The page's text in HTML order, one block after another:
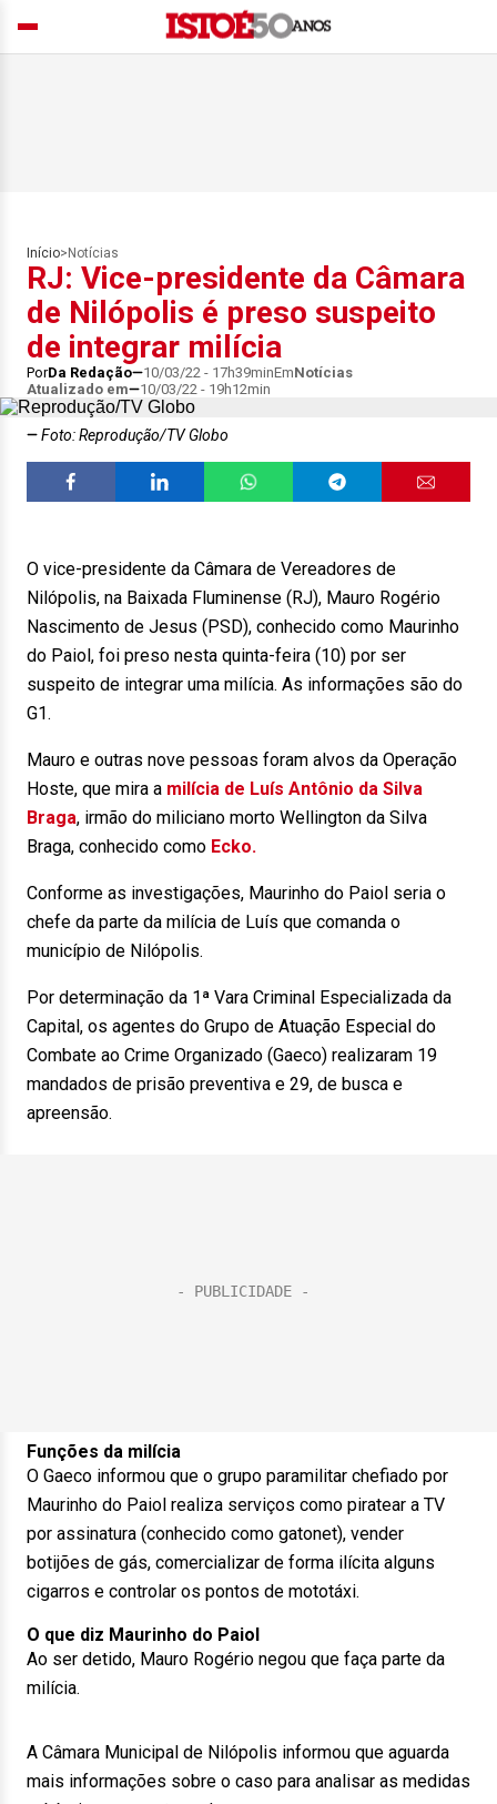
Início> Notícias
RJ: Vice-presidente da Câmara
de Nilópolis é preso suspeito
de integrar milícia
PorDa Redação 10/03/22 - 17h39minEmNotícias
Atualizado em
10/03/22 - 19h12min
Foto: Reprodução/TV Globo
O vice-presidente da Câmara de Vereadores de
Nilópolis, na Baixada Fluminense (RJ), Mauro Rogério
Nascimento de Jesus (PSD), conhecido como Maurinho
do Paiol, foi preso nesta quinta-feira (10) por ser
suspeito de integrar uma milícia. As informações são do
G1.
Mauro e outras nove pessoas foram alvos da Operação
Hoste, que mira a milícia de Luís Antônio da Silva
Braga, irmão do miliciano morto Wellington da Silva
Braga, conhecido como Ecko.
Conforme as investigações, Maurinho do Paiol seria o
chefe da parte da milícia de Luís que comanda o
município de Nilópolis.
Por determinação da 1ª Vara Criminal Especializada da
Capital, os agentes do Grupo de Atuação Especial do
Combate ao Crime Organizado (Gaeco) realizaram 19
mandados de prisão preventiva e 29, de busca e
apreensão.
Funções da milícia
O Gaeco informou que o grupo paramilitar chefiado por
Maurinho do Paiol realiza serviços como piratear a TV
por assinatura (conhecido como gatonet), vender
botijões de gás, comercializar de forma ilícita alguns
cigarros e controlar os pontos de mototáxi.
O que diz Maurinho do Paiol
Ao ser detido, Mauro Rogério negou que faça parte da
milícia.
A Câmara Municipal de Nilópolis informou que aguarda
mais informações sobre o caso para analisar as medidas